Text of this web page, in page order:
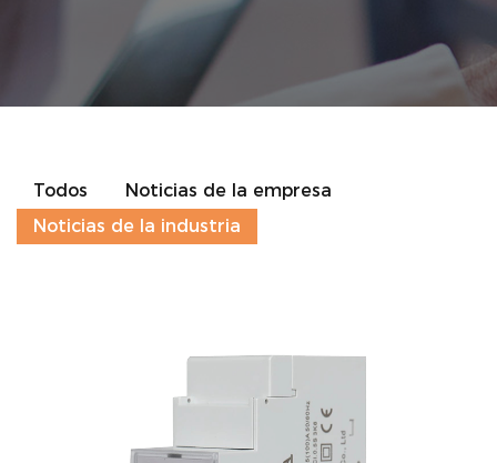
Todos
Noticias de la empresa
Noticias de la industria